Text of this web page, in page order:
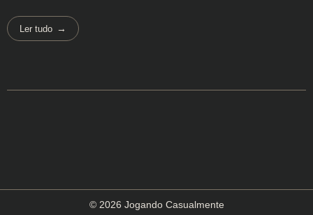
Ler tudo
© 2026 Jogando Casualmente